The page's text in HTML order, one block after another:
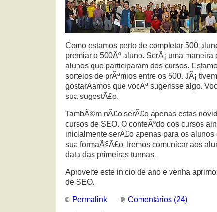
Como estamos perto de completar 500
premiar o 500Âº aluno. SerÃ¡ uma
alunos que participaram dos cursos.
sorteios de prÃªmios entre os 500. JÃ¡
gostarÃ­amos que vocÃª sugerisse algo.
sua sugestÃ£o.
TambÃ©m nÃ£o serÃ£o apenas estas
cursos de SEO. O conteÃºdo dos cursos
inicialmente serÃ£o apenas para os alunos
sua formaÃ§Ã£o. Iremos comunicar aos
data das primeiras turmas.
Aproveite este inicio de ano e venha
de SEO.
Permalink Comentários (24)